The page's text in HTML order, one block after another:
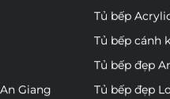
Giang
Tủ bếp
Tủ bếp cánh
Tủ bếp đẹp
Tủ bếp đẹp